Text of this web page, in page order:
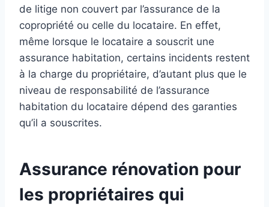
de litige non couvert par l’assurance de la
copropriété ou celle du locataire. En effet,
même lorsque le locataire a souscrit une
assurance habitation, certains incidents restent
à la charge du propriétaire, d’autant plus que le
niveau de responsabilité de l’assurance
habitation du locataire dépend des garanties
qu’il a souscrites.
Assurance rénovation pour
les propriétaires qui